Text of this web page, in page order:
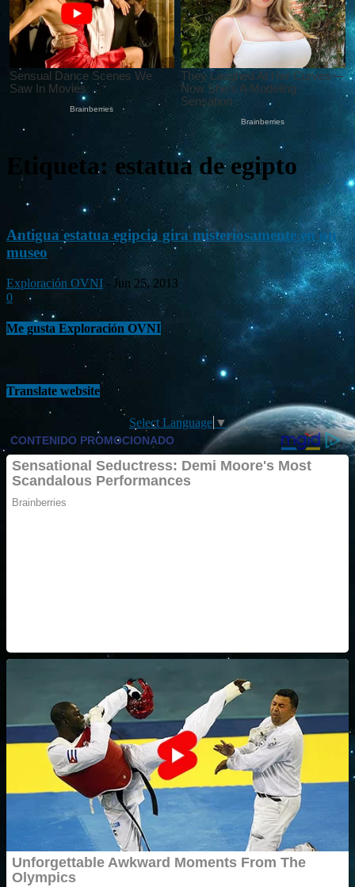
Etiqueta: estatua de egipto
Antigua estatua egipcia gira misteriosamente en un
museo
Exploración OVNI - Jun 25, 2013
0
Me gusta Exploración OVNI
Translate website
Select Language ▼